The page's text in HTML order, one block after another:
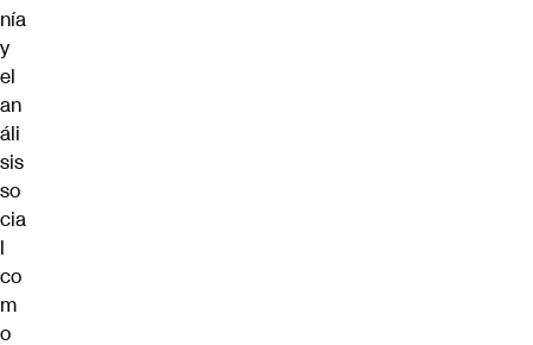
nía
y
el
an
áli
sis
so
cia
l
co
m
o